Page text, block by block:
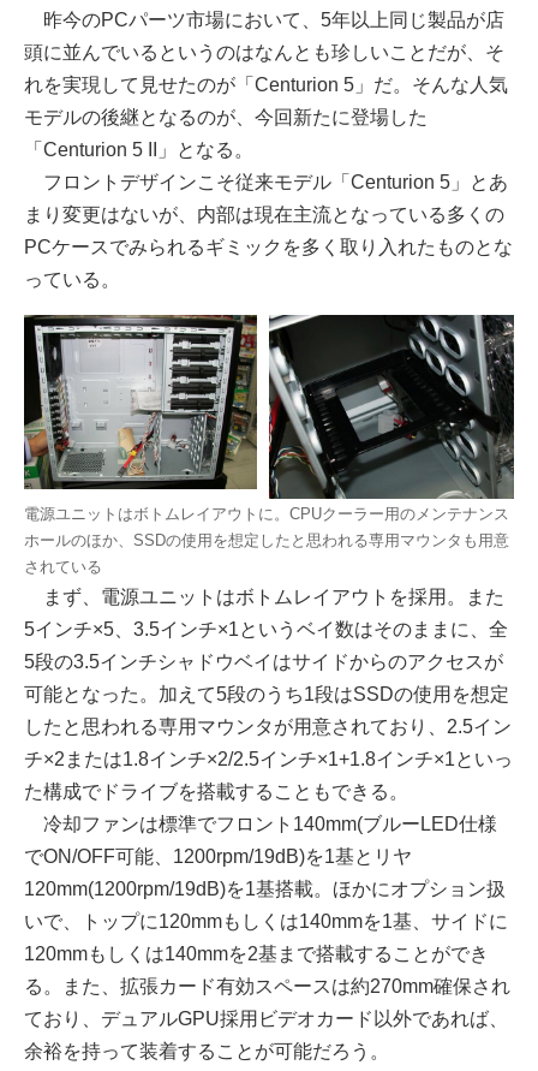
昨今のPCパーツ市場において、5年以上同じ製品が店
頭に並んでいるというのはなんとも珍しいことだが、そ
れを実現して見せたのが「Centurion 5」だ。そんな人気
モデルの後継となるのが、今回新たに登場した
「Centurion 5 II」となる。
フロントデザインこそ従来モデル「Centurion 5」とあ
まり変更はないが、内部は現在主流となっている多くの
PCケースでみられるギミックを多く取り入れたものとな
っている。
電源ユニットはボトムレイアウトに。CPUクーラー用のメンテナンス
ホールのほか、SSDの使用を想定したと思われる専用マウンタも用意
されている
まず、電源ユニットはボトムレイアウトを採用。また
5インチ×5、3.5インチ×1というベイ数はそのままに、全
5段の3.5インチシャドウベイはサイドからのアクセスが
可能となった。加えて5段のうち1段はSSDの使用を想定
したと思われる専用マウンタが用意されており、2.5イン
チ×2または1.8インチ×2/2.5インチ×1+1.8インチ×1といっ
た構成でドライブを搭載することもできる。
冷却ファンは標準でフロント140mm(ブルーLED仕様
でON/OFF可能、1200rpm/19dB)を1基とリヤ
120mm(1200rpm/19dB)を1基搭載。ほかにオプション扱
いで、トップに120mmもしくは140mmを1基、サイドに
120mmもしくは140mmを2基まで搭載することができ
る。また、拡張カード有効スペースは約270mm確保され
ており、デュアルGPU採用ビデオカード以外であれば、
余裕を持って装着することが可能だろう。